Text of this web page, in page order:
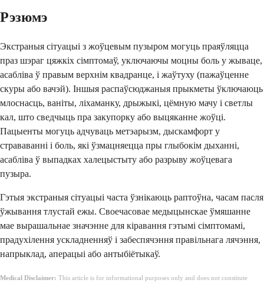
Рэзюмэ
Экстраныя сітуацыі з жоўцевым пузыром могуць праяўляцца
праз шэраг цяжкіх сімптомаў, уключаючы моцны боль у жываце,
асабліва ў правым верхнім квадранце, і жаўтуху (пажаўценне
скуры або вачэй). Іншыя распаўсюджаныя прыкметы ўключаюць
млоснасць, ваніты, ліхаманку, дрыжыкі, цёмную мачу і светлы
кал, што сведчыць пра закупорку або выцяканне жоўці.
Пацыенты могуць адчуваць метэарызм, дыскамфорт у
страваванні і боль, які ўзмацняецца пры глыбокім дыханні,
асабліва ў выпадках халецыстыту або разрыву жоўцевага
пузыра.
Гэтыя экстраныя сітуацыі часта ўзнікаюць раптоўна, часам пасля
ўжывання тлустай ежы. Своечасовае медыцынскае ўмяшанне
мае вырашальнае значэнне для кіравання гэтымі сімптомамі,
прадухілення ускладненняў і забеспячэння правільнага лячэння,
напрыклад, аперацыі або антыбіётыкаў.
Medical Disclaimer: This article is for informational purposes only and does not constitute